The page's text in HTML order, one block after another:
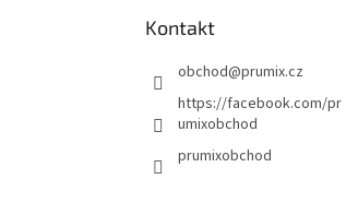
Kontakt
obchod@prumix.cz
https://facebook.com/pr
umixobchod
prumixobchod